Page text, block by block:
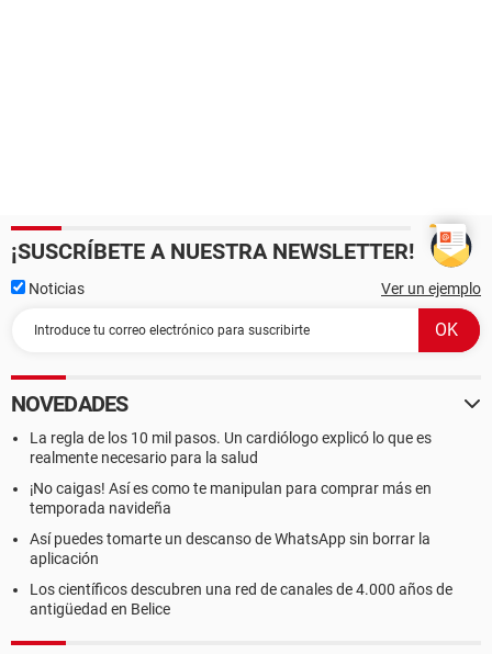
¡SUSCRÍBETE A NUESTRA NEWSLETTER!
Noticias Ver un ejemplo
NOVEDADES
La regla de los 10 mil pasos. Un cardiólogo explicó lo que es
realmente necesario para la salud
¡No caigas! Así es como te manipulan para comprar más en
temporada navideña
Así puedes tomarte un descanso de WhatsApp sin borrar la
aplicación
Los científicos descubren una red de canales de 4.000 años de
antigüedad en Belice